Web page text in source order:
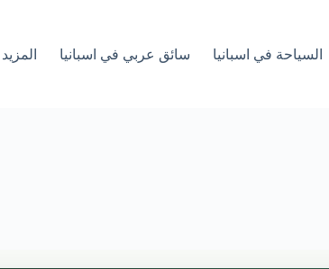
السياحة في اسبانيا سائق عربي في اسبانيا المزيد